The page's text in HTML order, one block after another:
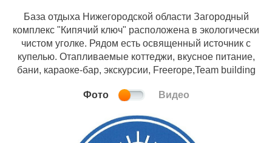
База отдыха Нижегородской области Загородный
комплекс "Кипячий ключ" расположена в экологически
чистом уголке. Рядом есть освященный источник с
купелью. Отапливаемые коттеджи, вкусное питание,
бани, караоке-бар, экскурсии, Freerope,Team building
Фото Видео